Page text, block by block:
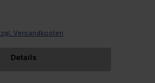
Versandkosten
Details